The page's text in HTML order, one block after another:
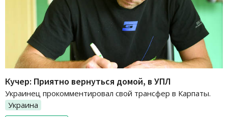
Кучер: Приятно вернуться домой, в УПЛ
Украинец прокомментировал свой трансфер в Карпаты.
Украина